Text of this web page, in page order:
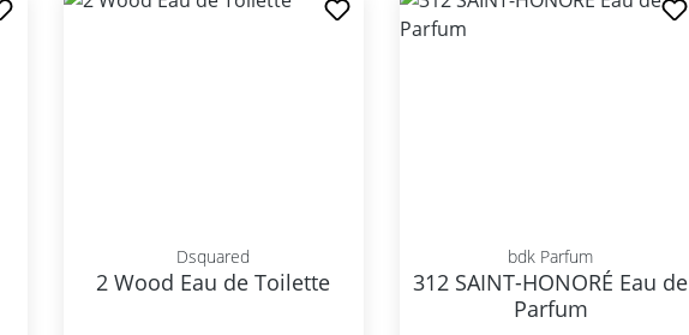
Dsquared
2 Wood Eau de Toilette
bdk Parfum
312 SAINT-HONORÉ Eau de
Parfum